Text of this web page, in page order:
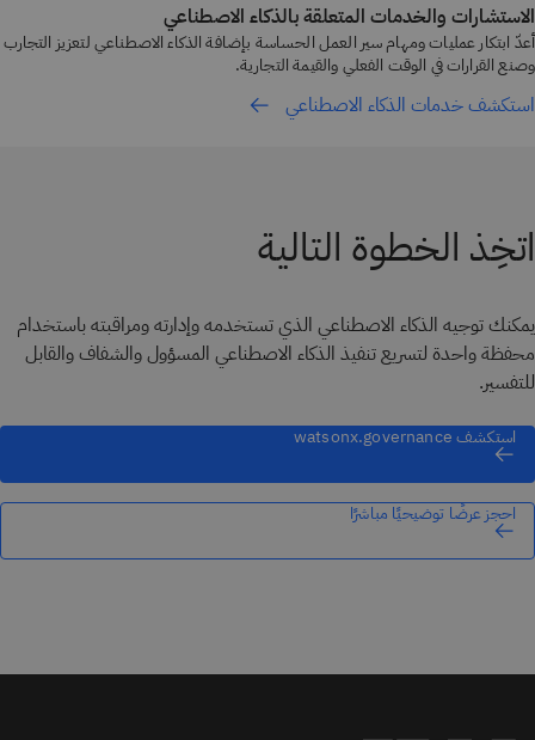
الاستشارات والخدمات المتعلقة بالذكاء الاصطناعي
أعدّ ابتكار عمليات ومهام سير العمل الحساسة بإضافة الذكاء الاصطناعي لتعزيز التجارب
وصنع القرارات في الوقت الفعلي والقيمة التجارية.
استكشف خدمات الذكاء الاصطناعي
اتخِذ الخطوة التالية
يمكنك توجيه الذكاء الاصطناعي الذي تستخدمه وإدارته ومراقبته باستخدام
محفظة واحدة لتسريع تنفيذ الذكاء الاصطناعي المسؤول والشفاف والقابل
للتفسير.
استكشف watsonx.governance
احجز عرضًا توضيحيًا مباشرًا